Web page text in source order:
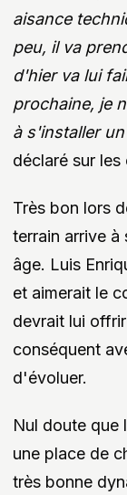
aisance
peu, il va
d'hier va lui
prochaine, je
à s'installer
déclaré sur les
Très bon lors
terrain arrive à
âge. Luis
et aimerait le
devrait lui
conséquent
d'évoluer.
Nul doute que
une place de
très bonne